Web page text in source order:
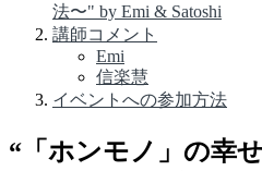
法〜" by Emi & Satoshi
講師コメント
Emi
信楽慧
イベントへの参加方法
“「ホンモノ」の幸